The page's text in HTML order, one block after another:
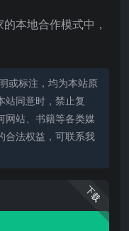
本地合作模式中，
或标注，均为本站原
站同意时，禁止复
网站、书籍等各类媒
合法权益，可联系我
下载